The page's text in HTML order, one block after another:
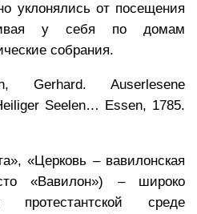
уклонялись от посещения
у себя по домам
собрания.
Gerhard. Auserlesene
Seelen… Essen, 1785.
«Церковь – вавилонская
«Вавилон») – широко
протестантской среде